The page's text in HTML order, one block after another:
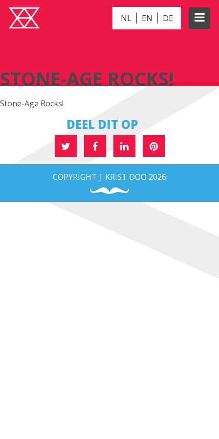
NL EN DE
STONE-AGE ROCKS!
Stone-Age Rocks!
DEEL DIT OP
COPYRIGHT | KRIST DOO 2026